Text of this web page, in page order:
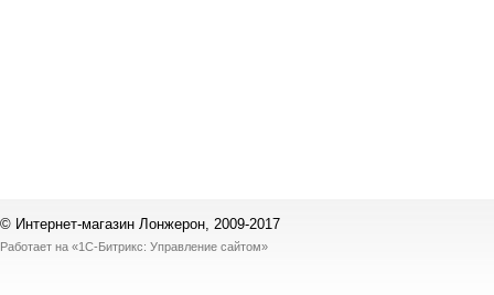
© Интернет-магазин Лонжерон, 2009-2017
Работает на «1С-Битрикс: Управление сайтом»